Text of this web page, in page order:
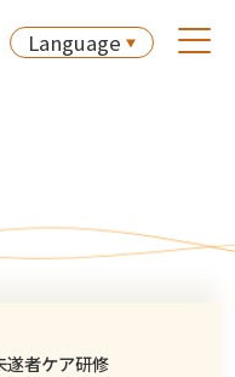
Language
者ケア研修